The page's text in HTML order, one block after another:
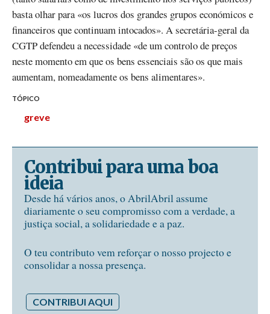
basta olhar para «os lucros dos grandes grupos económicos e
financeiros que continuam intocados». A secretária-geral da
CGTP defendeu a necessidade «de um controlo de preços
neste momento em que os bens essenciais são os que mais
aumentam, nomeadamente os bens alimentares».
TÓPICO
greve
Contribui para uma boa
ideia
Desde há vários anos, o AbrilAbril assume
diariamente o seu compromisso com a verdade, a
justiça social, a solidariedade e a paz.
O teu contributo vem reforçar o nosso projecto e
consolidar a nossa presença.
CONTRIBUI AQUI